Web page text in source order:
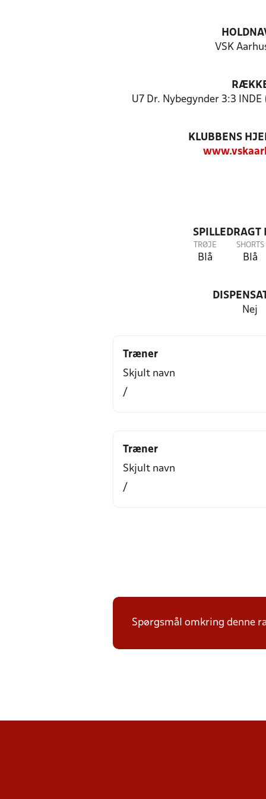
VSK
U7 Dr. Nybegynder 3:3
KLUBBENS
SPILLEDRAGT
TRØJE
Blå
SHORTS
Blå
Nej
Træner
Skjult navn
/
Træner
Skjult navn
/
Spørgsmål omkring denne